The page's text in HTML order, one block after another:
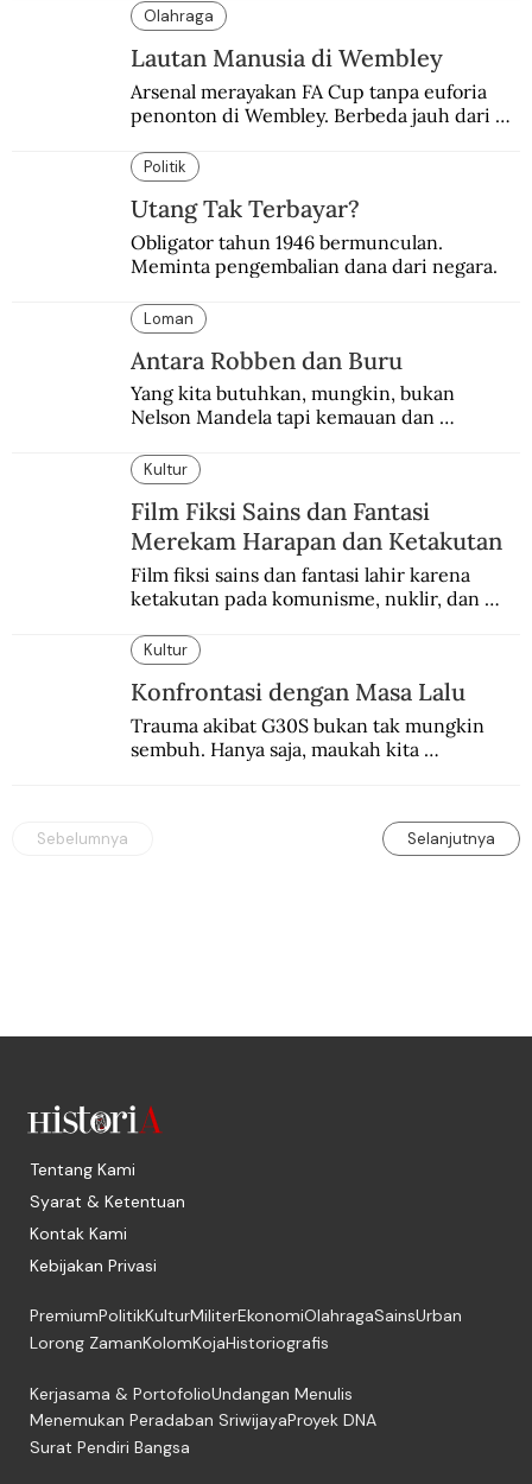
Olahraga
Lautan Manusia di Wembley
Arsenal merayakan FA Cup tanpa euforia
penonton di Wembley. Berbeda jauh dari
silam.
Politik
Utang Tak Terbayar?
Obligator tahun 1946 bermunculan.
Meminta pengembalian dana dari negara.
Loman
Antara Robben dan Buru
Yang kita butuhkan, mungkin, bukan
Nelson Mandela tapi kemauan dan
dengan berbagai cara yang bisa memenuhi
rasa keadilan.
Kultur
Film Fiksi Sains dan Fantasi
Merekam Harapan dan Ketakutan
Film fiksi sains dan fantasi lahir karena
ketakutan pada komunisme, nuklir, dan
Kultur
Konfrontasi dengan Masa Lalu
Trauma akibat G30S bukan tak mungkin
sembuh. Hanya saja, maukah kita
Sebelumnya Selanjutnya
Tentang Kami
Syarat & Ketentuan
Kontak Kami
Kebijakan Privasi
PremiumPolitikKulturMiliterEkonomiOlahragaSainsUrban
Lorong ZamanKolomKojaHistoriografis
Kerjasama & PortofolioUndangan Menulis
Menemukan Peradaban SriwijayaProyek DNA
Surat Pendiri Bangsa